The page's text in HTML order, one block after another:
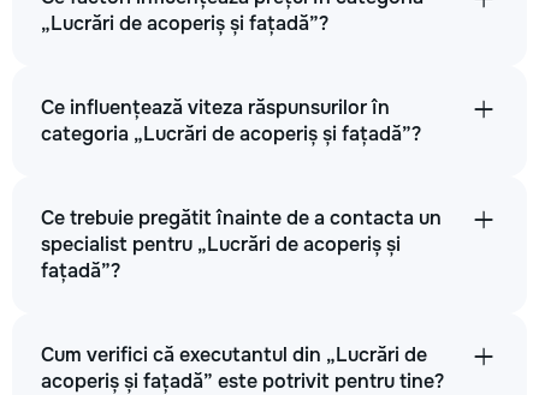
„Lucrări de acoperiș și fațadă”?
Ce influențează viteza răspunsurilor în
categoria „Lucrări de acoperiș și fațadă”?
Ce trebuie pregătit înainte de a contacta un
specialist pentru „Lucrări de acoperiș și
fațadă”?
Cum verifici că executantul din „Lucrări de
acoperiș și fațadă” este potrivit pentru tine?